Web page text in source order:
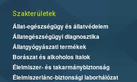
Szakterületek
Állat-egészségügy és állatvédelem
Állategészségügyi diagnosztika
Állatgyógyászati termékek
Borászat és alkoholos italok
Élelmiszer- és takarmánybiztonság
Élelmiszerlánc-biztonsági laborhálózat